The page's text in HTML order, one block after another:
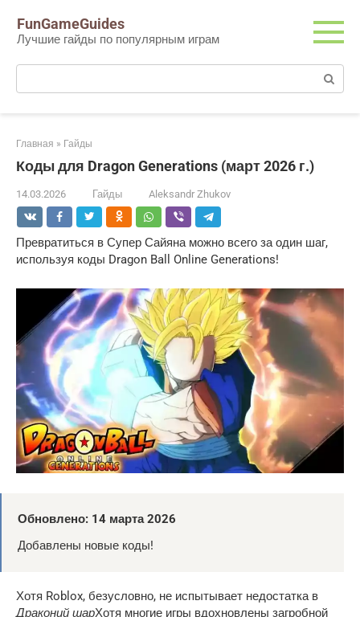
контенту
FunGameGuides
Лучшие гайды по популярным играм
Поиск:
Главная » Гайды
Коды для Dragon Generations (март 2026 г.)
14.03.2026 Гайды Aleksandr Zhukov
Превратиться в Супер Сайяна можно всего за один шаг,
используя коды Dragon Ball Online Generations!
Обновлено: 14 марта 2026
Добавлены новые коды!
Хотя Roblox, безусловно, не испытывает недостатка в
Драконий шарХотя многие игры вдохновлены загробной